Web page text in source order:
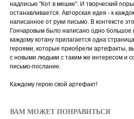
надписью "Кот в мешке". И творческий
останавливается. Авторская идея - к
написанное от руки письмо. В контексте
Гончаровым было написано одно большое
каждому котану прилагается одна
героями, которые приобрели артефакты,
с новыми людьми с таким же интересом и
письмо-послание.
Каждому герою свой артефакт!
ВАМ МОЖЕТ ПОНРАВИТЬСЯ